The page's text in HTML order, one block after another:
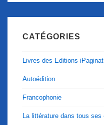
CATÉGORIES
Livres des Editions
Autoédition
Francophonie
La littérature dans tous ses